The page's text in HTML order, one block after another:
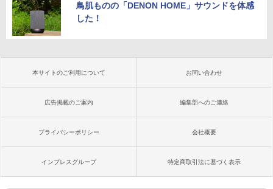
鳥肌ものの「DENON HOME」サウンドを体感
した！
本サイトのご利用について お問い合わせ
広告掲載のご案内 編集部へのご連絡
プライバシーポリシー 会社概要
インプレスグループ 特定商取引法に基づく表示